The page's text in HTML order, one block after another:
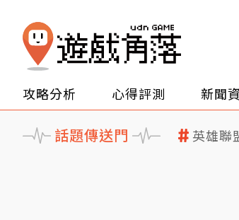
攻略分析 心得評測 新聞
話題傳送門 英雄聯